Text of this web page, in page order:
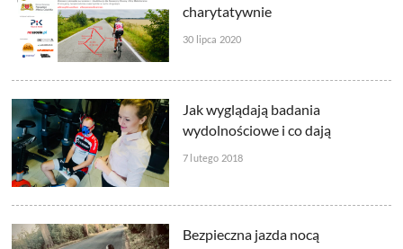
charytatywnie
30 lipca 2020
Jak wyglądają badania
wydolnościowe i co dają
7 lutego 2018
Bezpieczna jazda nocą